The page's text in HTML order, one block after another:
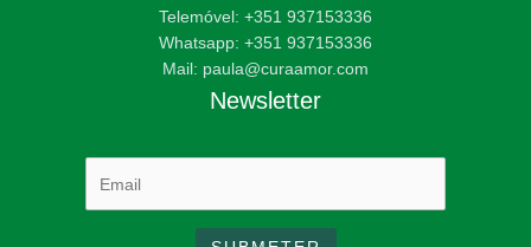
Telemóvel: +351 937153336
Whatsapp: +351 937153336
Mail: paula@curaamor.com
Newsletter